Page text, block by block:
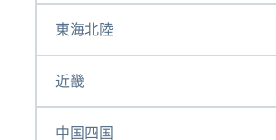
東海北陸
近畿
中国四国